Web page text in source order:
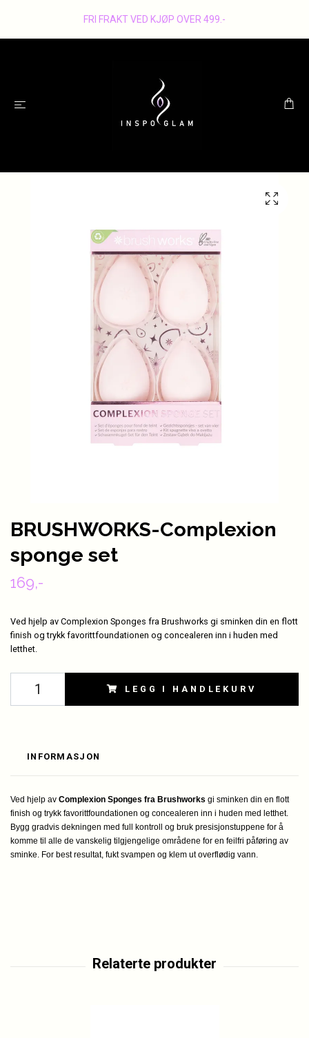
FRI FRAKT VED KJØP OVER 499.-
BRUSHWORKS-Complexion
sponge set
169,-
Ved hjelp av Complexion Sponges fra Brushworks gi sminken din en flott
finish og trykk favorittfoundationen og concealeren inn i huden med
letthet.
LEGG I HANDLEKURV
INFORMASJON
Ved hjelp av Complexion Sponges fra Brushworks gi sminken din en flott
finish og trykk favorittfoundationen og concealeren inn i huden med letthet.
Bygg gradvis dekningen med full kontroll og bruk presisjonstuppene for å
komme til alle de vanskelig tilgjengelige områdene for en feilfri påføring av
sminke. For best resultat, fukt svampen og klem ut overflødig vann.